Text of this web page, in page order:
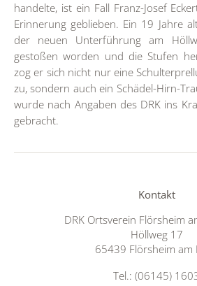
handelte, ist ein Fall Franz-Josef
Erinnerung geblieben. Ein 19 Jahre
der neuen Unterführung am
gestoßen worden und die Stufen
zog er sich nicht nur eine
zu, sondern auch ein Schädel-Hirn-
wurde nach Angaben des DRK ins
gebracht.
Kontakt
DRK Ortsverein Flörsheim
Höllweg 17
65439 Flörsheim am
Tel.: (06145)